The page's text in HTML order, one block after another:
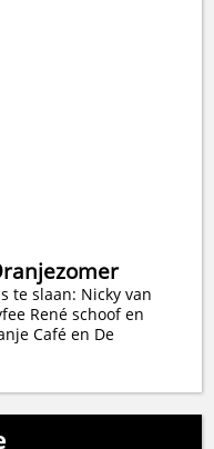
te slaan: Nicky van
René schoof en
Café en De